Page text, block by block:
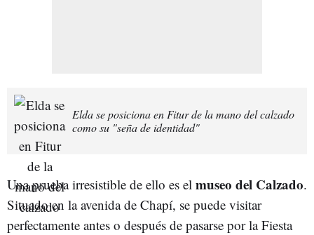
Elda se posiciona en Fitur de la mano del calzado
como su "seña de identidad"
Una prueba irresistible de ello es el museo del Calzado.
Situado en la avenida de Chapí, se puede visitar
perfectamente antes o después de pasarse por la Fiesta